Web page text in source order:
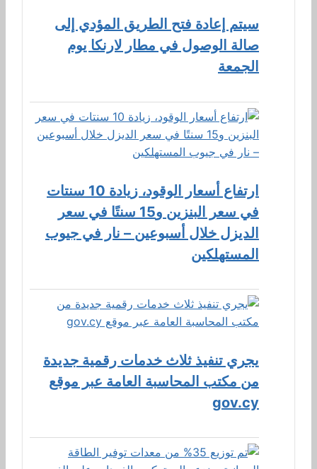
سيتم إعادة فتح الطريق المؤدي إلى
صالة الوصول في مطار لارنكا يوم
الجمعة
ارتفاع أسعار الوقود، زيادة 10 سنتات
في سعر البنزين و15 سنتًا في سعر
الديزل خلال أسبوعين – نار في جيوب
المستهلكين
يجري تنفيذ ثلاث خدمات رقمية جديدة
من مكتب المحاسبة العامة عبر موقع
gov.cy